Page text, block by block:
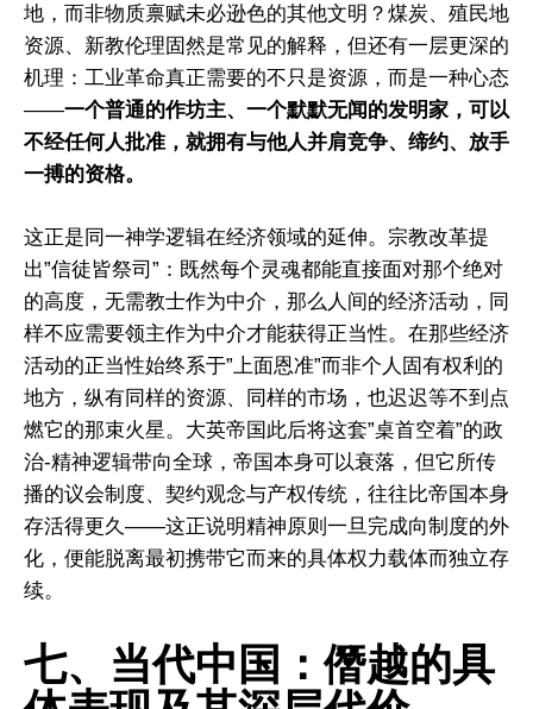
地，而非物质禀赋未必逊色的其他文明？煤炭、殖民地
资源、新教伦理固然是常见的解释，但还有一层更深的
机理：工业革命真正需要的不只是资源，而是一种心态
——一个普通的作坊主、一个默默无闻的发明家，可以
不经任何人批准，就拥有与他人并肩竞争、缔约、放手
一搏的资格。
这正是同一神学逻辑在经济领域的延伸。宗教改革提
出”信徒皆祭司”：既然每个灵魂都能直接面对那个绝对
的高度，无需教士作为中介，那么人间的经济活动，同
样不应需要领主作为中介才能获得正当性。在那些经济
活动的正当性始终系于”上面恩准”而非个人固有权利的
地方，纵有同样的资源、同样的市场，也迟迟等不到点
燃它的那束火星。大英帝国此后将这套”桌首空着”的政
治-精神逻辑带向全球，帝国本身可以衰落，但它所传
播的议会制度、契约观念与产权传统，往往比帝国本身
存活得更久——这正说明精神原则一旦完成向制度的外
化，便能脱离最初携带它而来的具体权力载体而独立存
续。
七、当代中国：僭越的具